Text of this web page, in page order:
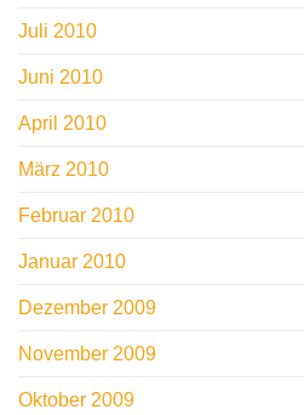
Juli 2010
Juni 2010
April 2010
März 2010
Februar 2010
Januar 2010
Dezember 2009
November 2009
Oktober 2009